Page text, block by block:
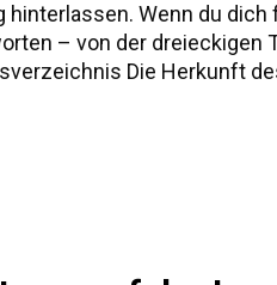
Wenn du
– von der
Die Herkunft